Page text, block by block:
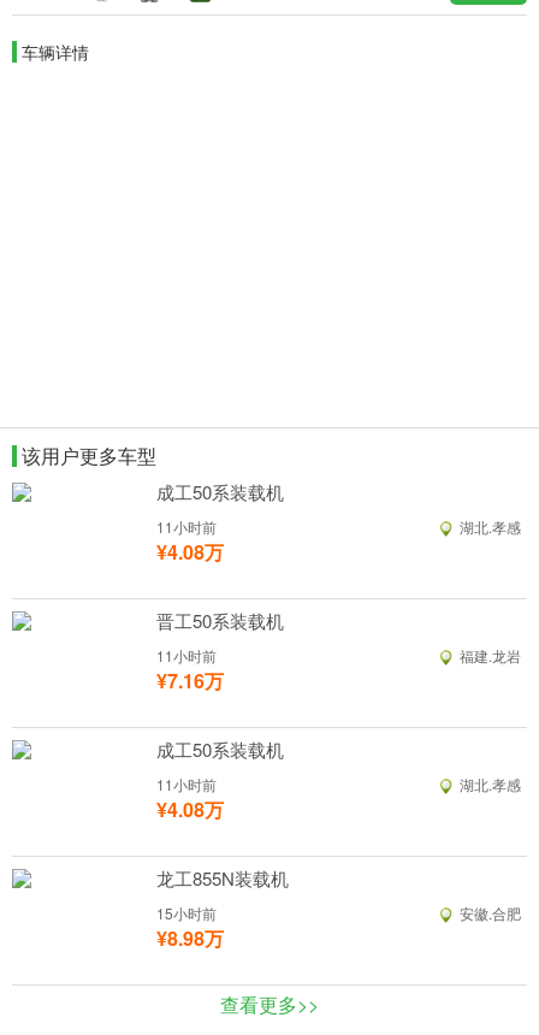
车辆详情
该用户更多车型
成工50系装载机
11小时前 湖北.孝感
¥4.08万
晋工50系装载机
11小时前 福建.龙岩
¥7.16万
成工50系装载机
11小时前 湖北.孝感
¥4.08万
龙工855N装载机
15小时前 安徽.合肥
¥8.98万
查看更多>>